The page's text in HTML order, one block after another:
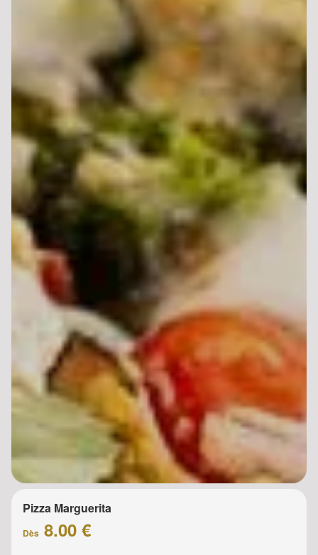
Pizza Marguerita
Dès 8.00 €